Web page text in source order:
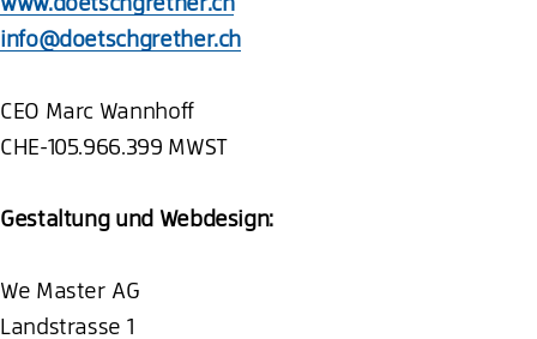
info@doetschgrether.ch
CEO Marc Wannhoff
CHE-105.966.399 MWST
Gestaltung und Webdesign:
We Master AG
Landstrasse 1